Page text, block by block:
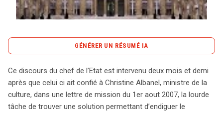
CONTACT
GÉNÉRER UN RÉSUMÉ IA
Le discours du chef de l’État, en août 2007, marque le
début d’une initiative majeure pour lutter contre le
téléchargement illégal en France. Christine Albanel, alors
Ce discours du chef de l’Etat est intervenu deux mois et demi
après que celui ci ait confié à Christine Albanel, ministre de la
culture, dans une lettre de mission du 1er aout 2007, la lourde
tâche de trouver une solution permettant d’endiguer le